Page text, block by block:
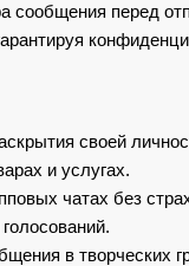
сообщения перед
своей
и услугах.
чатах без
в творческих